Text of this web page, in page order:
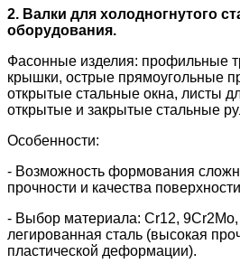
2. Валки для холодногнутого
оборудования.
Фасонные изделия: профильные
крышки, острые прямоугольные
открытые стальные окна, листы
открытые и закрытые стальные
Особенности:
- Возможность формования
прочности и качества
- Выбор материала: Cr12,
легированная сталь (высокая
пластической деформации).